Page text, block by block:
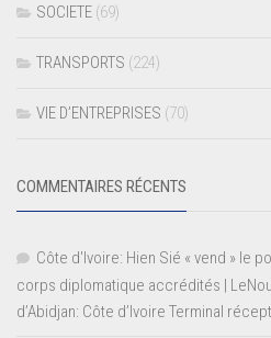
SOCIETE (69)
TRANSPORTS (224)
VIE D’ENTREPRISES (70)
COMMENTAIRES RÉCENTS
Côte d'Ivoire: Hien Sié « vend » le
corps diplomatique accrédités |
d’Abidjan: Côte d’Ivoire Terminal